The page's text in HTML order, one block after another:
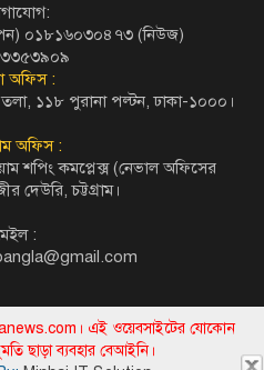
০১৮১৬০৩০৪৭৩ (নিউজ)
অফিস :
১১৮ পুরানা পল্টন, ঢাকা-১০০০।
অফিস :
শপিং কমপ্লেক্স (নেভাল অফিসের
দেউরি, চট্টগ্রাম।
:
এই ওয়েবসাইটের যোকোন
ছাড়া ব্যবহার বেআইনি।